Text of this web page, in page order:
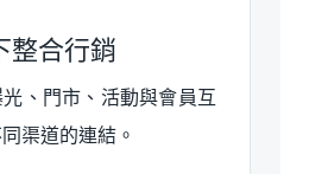
整合行銷
、門市、活動與會員互
渠道的連結。